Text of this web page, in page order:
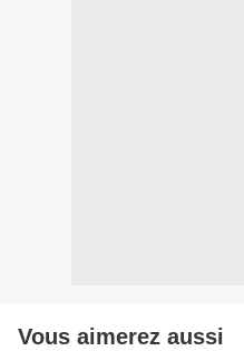
Vous aimerez aussi